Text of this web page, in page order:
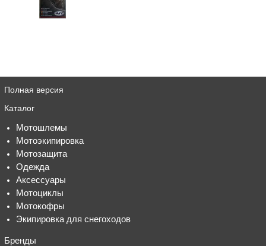
Полная версия
Каталог
Мотошлемы
Мотоэкипировка
Мотозащита
Одежда
Аксессуары
Мотоциклы
Мотокофры
Экипировка для снегоходов
Бренды